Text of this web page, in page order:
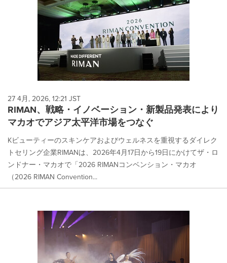
27 4月, 2026, 12:21 JST
RIMAN、戦略・イノベーション・新製品発表により
マカオでアジア太平洋市場をつなぐ
Kビューティーのスキンケアおよびウェルネスを重視するダイレク
トセリング企業RIMANは、2026年4月17日から19日にかけてザ・ロ
ンドナー・マカオで「2026 RIMANコンベンション・マカオ
（2026 RIMAN Convention...